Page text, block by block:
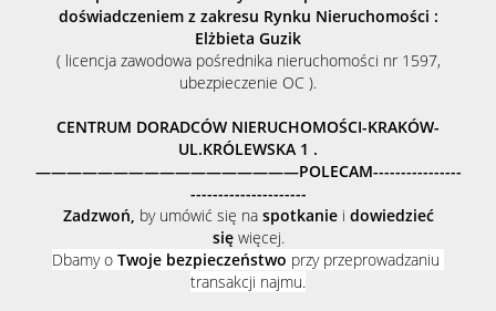
zieleni
doświadczeniem z zakresu Rynku Nieruchomości :
Elżbieta Guzik
( licencja zawodowa pośrednika nieruchomości nr 1597,
ubezpieczenie OC ).
CENTRUM DORADCÓW NIERUCHOMOŚCI-KRAKÓW-
UL.KRÓLEWSKA 1 .
—————————————————POLECAM----------------
---------------------
Zadzwoń, by umówić się naspotkaniei dowiedzieć
się więcej.
Dbamy o Twoje bezpieczeństwo przy przeprowadzaniu
transakcji najmu.